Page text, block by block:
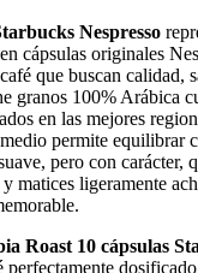
Nespresso
cápsulas originales
que buscan calidad,
granos 100% Arábica
en las mejores
permite equilibrar
pero con carácter,
matices ligeramente
Roast 10 cápsulas
perfectamente